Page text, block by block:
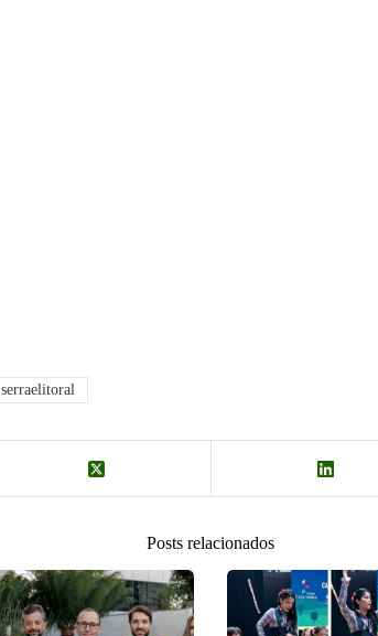
serraelitoral
Posts relacionados